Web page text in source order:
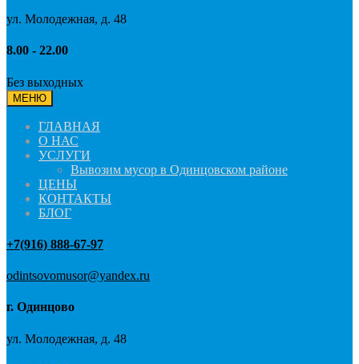
ул. Молодежная, д. 48
8.00 - 22.00
Без выходных
МЕНЮ
ГЛАВНАЯ
О НАС
УСЛУГИ
Вывозим мусор в Одинцовском районе
ЦЕНЫ
КОНТАКТЫ
БЛОГ
+7(916) 888-67-97
odintsovomusor@yandex.ru
г. Одинцово
ул. Молодежная, д. 48